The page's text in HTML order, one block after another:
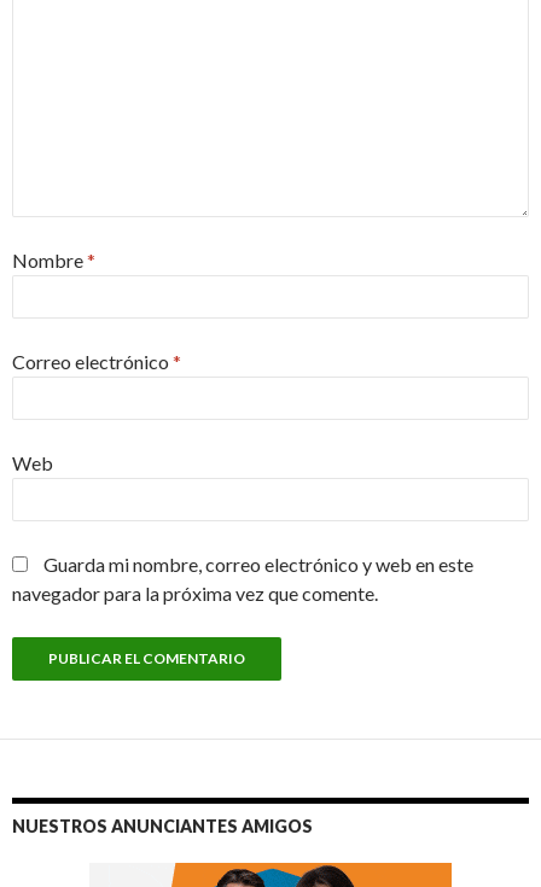
Nombre*
Correo electrónico *
Web
Guarda mi nombre, correo electrónico y web en este
navegador para la próxima vez que comente.
NUESTROS ANUNCIANTES AMIGOS